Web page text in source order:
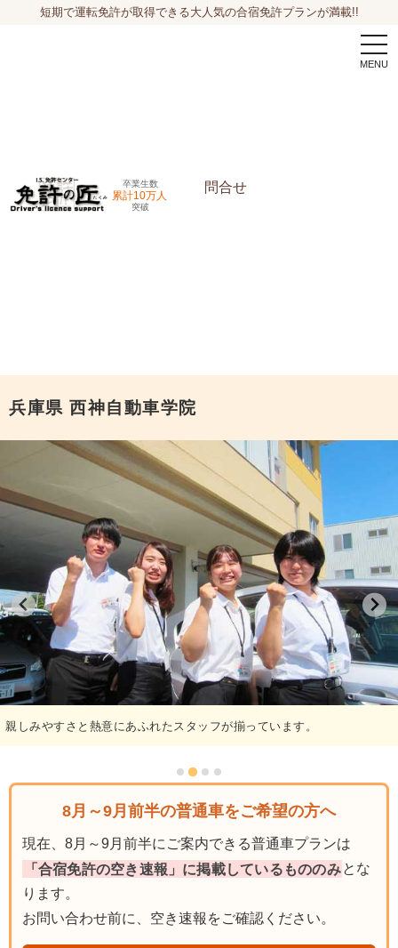
短期で運転免許が取得できる大人気の合宿免許プランが満載!!
卒業生数
累計10万人
突破
問合せ
兵庫県 西神自動車学院
親しみやすさと熱意にあふれたスタッフが揃っています。
8月～9月前半の普通車をご希望の方へ
現在、8月～9月前半にご案内できる普通車プランは
「合宿免許の空き速報」に掲載しているもののみとな
ります。
お問い合わせ前に、空き速報をご確認ください。